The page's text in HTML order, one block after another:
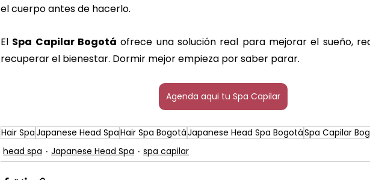
el cuerpo antes de hacerlo.
El Spa Capilar Bogotá ofrece una solución real para mejorar el sueño,
recuperar el bienestar. Dormir mejor empieza por saber parar.
Agenda aqui tu Spa Capilar
Hair SpaJapanese Head SpaHair Spa BogotáJapanese Head Spa BogotáSpa Capilar
head spa
Japanese Head Spa spa capilar